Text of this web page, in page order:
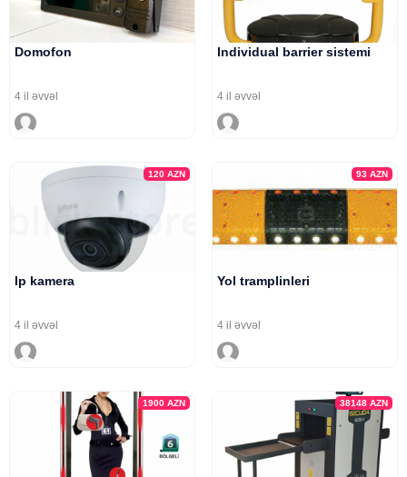
Domofon
4 il əvvəl
Individual barrier sistemi
4 il əvvəl
120AZN
Ip kamera
4 il əvvəl
93 AZN
Yol tramplinleri
4 il əvvəl
1900AZN 38148 AZN